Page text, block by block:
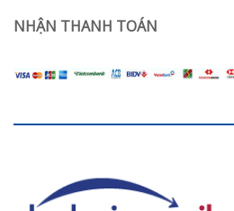
NHẬN THANH TOÁN